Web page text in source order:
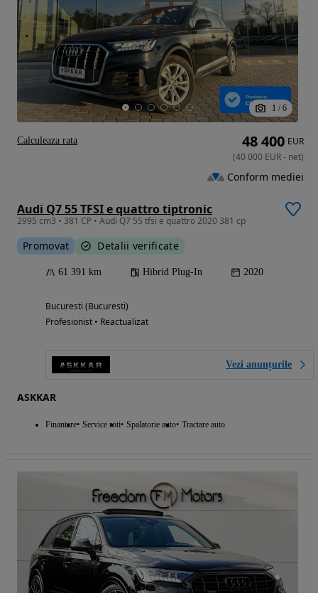
1 / 6
Audi Q7 55 TFSI e quattro tiptronic
2995 cm3 • 381 CP • Audi Q7 55 tfsi e quattro 2020 381 cp
Promovat Detalii verificate
61 391 km Hibrid Plug-In 2020
Bucuresti (Bucuresti)
Profesionist • Reactualizat
Vezi anunțurile
ASKKAR
Finantare Service roti Spalatorie auto Tractare auto
48 400 EUR
(40 000 EUR- net)
Conform mediei
Calculeaza rata